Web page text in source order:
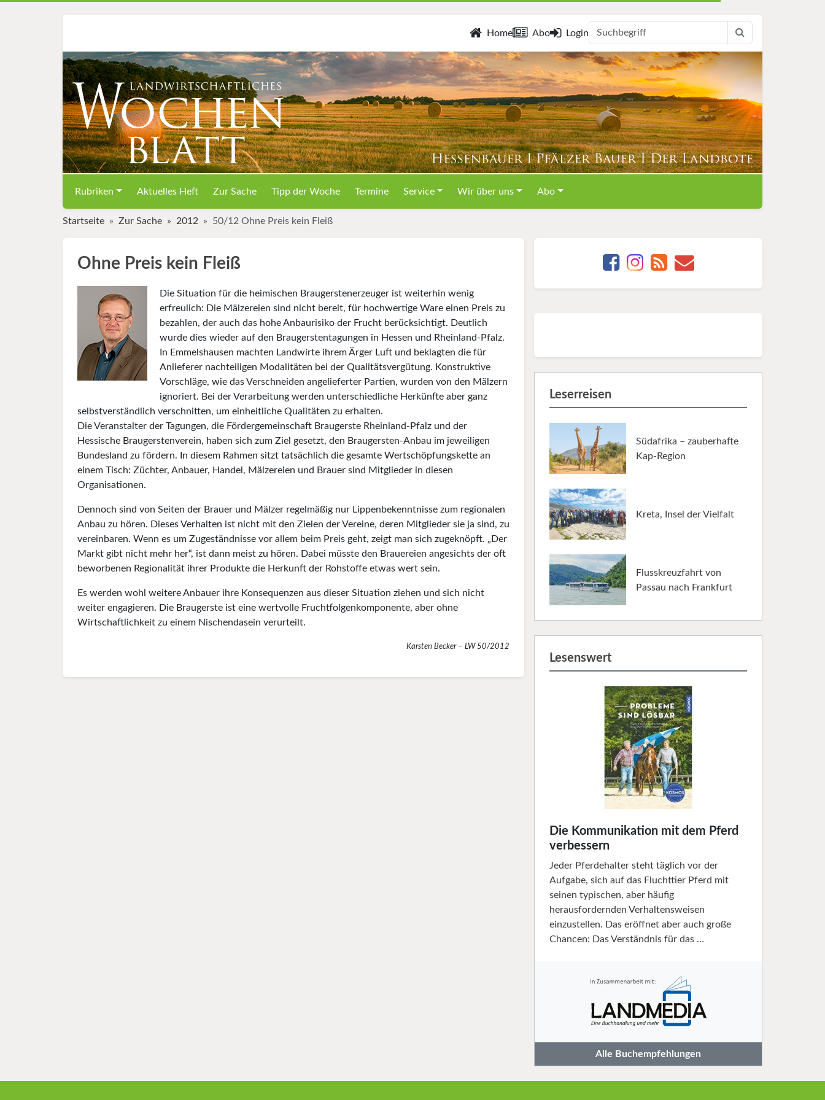
Home Abo Login
Rubriken Aktuelles Heft Zur Sache Tipp der Woche Termine Service Wir über uns Abo
Startseite Zur Sache 2012 50/12 Ohne Preis kein Fleiß
Ohne Preis kein Fleiß
Die Situation für die heimi­schen Braugerstenerzeuger ist weiterhin wenig
erfreulich: Die Mälzereien sind nicht bereit, für hochwertige Ware einen Preis zu
bezahlen, der auch das hohe Anbaurisiko der Frucht berücksichtigt. Deutlich
wurde dies wieder auf den Braugerstentagungen in Hessen und Rheinland-Pfalz.
In Emmelshausen mach­ten Landwirte ihrem Ärger Luft und beklagten die für
Anlieferer nachteiligen Modalitäten bei der Qualitätsvergütung. Kon­struktive
Vorschläge, wie das Verschneiden angelieferter Partien, wurden von den Mälzern
ignoriert. Bei der Verarbeitung werden unterschiedliche Herkünfte aber ganz
selbstverständlich verschnitten, um einheitliche Qualitäten zu erhalten.
Die Veranstalter der Tagun­gen, die Fördergemeinschaft Braugerste Rheinland-Pfalz und der
Hessische Braugerstenverein, haben sich zum Ziel gesetzt, den Braugersten-Anbau im jeweiligen
Bundesland zu fördern. In diesem Rahmen sitzt tatsächlich die gesamte Wertschöpfungs­kette an
einem Tisch: Züch­ter, Anbauer, Handel, Mälzereien und Brauer sind Mitglieder in diesen
Organisationen.
Dennoch sind von Seiten der Brauer und Mälzer regelmäßig nur Lippenbekenntnisse zum regionalen
Anbau zu hören. Dieses Verhalten ist nicht mit den Zielen der Vereine, deren Mitglieder sie ja sind, zu
vereinbaren. Wenn es um Zugeständnisse vor allem beim Preis geht, zeigt man sich zu­geknöpft. „Der
Markt gibt nicht mehr her“, ist dann meist zu hören. Dabei müsste den Brau­ereien angesichts der oft
beworbenen Regionalität ihrer Produkte die Herkunft der Rohstoffe etwas wert sein.
Es werden wohl weitere Anbauer ihre Konsequenzen aus dieser Situation ziehen und sich nicht
weiter engagieren. Die Braugerste ist eine wertvolle Fruchtfolgenkom­po­nen­te, aber ohne
Wirtschaftlichkeit zu einem Nischendasein verurteilt.
Karsten Becker – LW 50/2012
Leserreisen
Südafrika – zauberhafte
Kap-Region
Kreta, Insel der Vielfalt
Flusskreuzfahrt von
Passau nach Frankfurt
Lesenswert
Die Kommunikation mit dem Pferd
verbessern
Jeder Pferdehalter steht täglich vor der
Aufgabe, sich auf das Fluchttier Pferd mit
seinen typischen, aber häufig
herausfordernden Verhaltensweisen
einzustellen. Das eröffnet aber auch große
Chancen: Das Verständnis für das …
Alle Buchempfehlungen